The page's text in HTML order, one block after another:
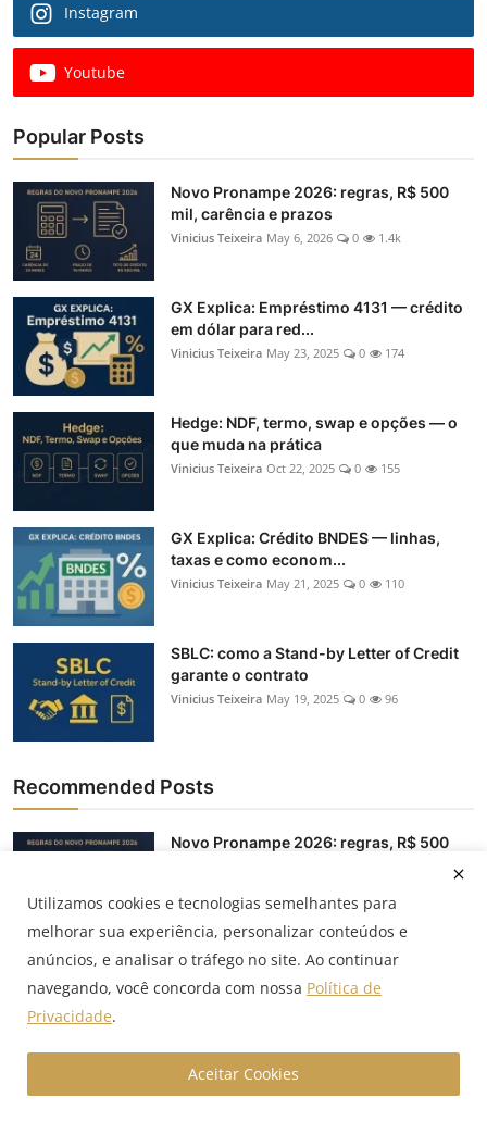
Instagram
Youtube
Popular Posts
Novo Pronampe 2026: regras, R$ 500
mil, carência e prazos
Vinicius Teixeira May 6, 2026 0 1.4k
GX Explica: Empréstimo 4131 — crédito
em dólar para red...
Vinicius Teixeira May 23, 2025 0 174
Hedge: NDF, termo, swap e opções — o
que muda na prática
Vinicius Teixeira Oct 22, 2025 0 155
GX Explica: Crédito BNDES — linhas,
taxas e como econom...
Vinicius Teixeira May 21, 2025 0 110
SBLC: como a Stand-by Letter of Credit
garante o contrato
Vinicius Teixeira May 19, 2025 0 96
Recommended Posts
Novo Pronampe 2026: regras, R$ 500
Consórcio ou financiamento: qual vale
mais a pena para ...
Selic caiu: o que muda na renda fixa,
ações, FIIs e fun...
Utilizamos cookies e tecnologias semelhantes para
melhorar sua experiência, personalizar conteúdos e
anúncios, e analisar o tráfego no site. Ao continuar
navegando, você concorda com nossa Política de
Privacidade.
Aceitar Cookies